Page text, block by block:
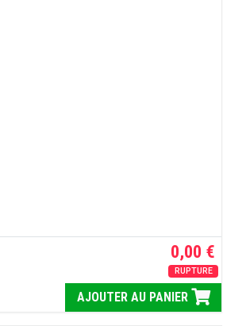
0,00 €
RUPTURE
AJOUTER AU PANIER